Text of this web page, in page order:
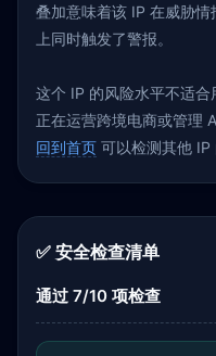
叠加意味着该 IP 在威胁
上同时触发了警报。
这个 IP 的风险水平不适
正在运营跨境电商或管理
回到首页 可以检测其他 IP
✅ 安全检查清单
通过 7/10 项检查